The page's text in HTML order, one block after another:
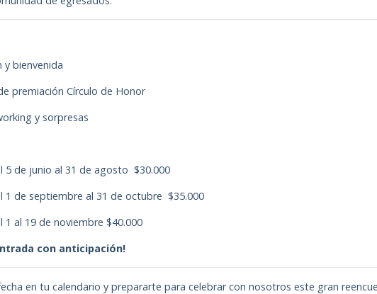
y bienvenida
premiación Círculo de Honor
y sorpresas
5 de junio al 31 de agosto $30.000
1 de septiembre al 31 de octubre $35.000
1 al 19 de noviembre $40.000
con anticipación!
en tu calendario y prepararte para celebrar con nosotros este gran